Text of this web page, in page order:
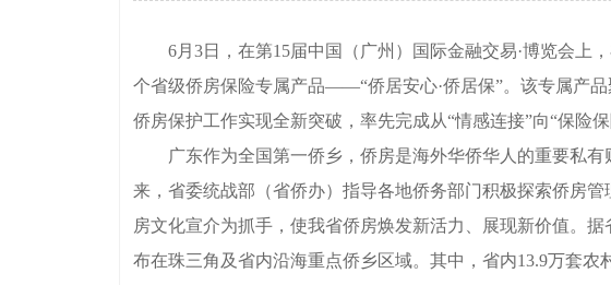
6月3日，在第15届中国（广州）国际金融交易·博览会上
个省级侨房保险专属产品——“侨居安心·侨居保”。该专属产
侨房保护工作实现全新突破，率先完成从“情感连接”向“保险保
广东作为全国第一侨乡，侨房是海外华侨华人的重要私有
来，省委统战部（省侨办）指导各地侨务部门积极探索侨房
房文化宣介为抓手，使我省侨房焕发新活力、展现新价值。
布在珠三角及省内沿海重点侨乡区域。其中，省内13.9万套